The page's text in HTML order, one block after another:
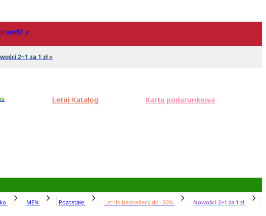
»
2+1 za 1 zł »
Letni Katalog Karta podarunkowa
MEN Pozostałe Letnie bestsellery do -50%
Nowości 2+1 za 1 zł